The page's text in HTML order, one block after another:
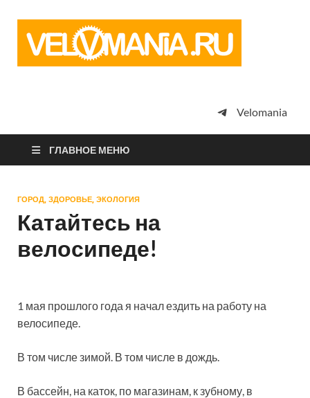
просто
Velomania
ГЛАВНОЕ МЕНЮ
ГОРОД, ЗДОРОВЬЕ, ЭКОЛОГИЯ
Катайтесь на
велосипеде!
1 мая прошлого года я начал ездить на работу на
велосипеде.
В том числе зимой. В том числе в дождь.
В бассейн, на каток, по магазинам, к зубному, в